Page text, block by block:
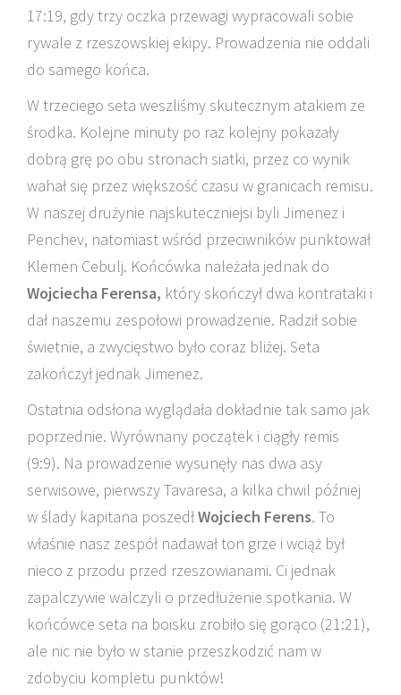
17:19, gdy trzy oczka przewagi wypracowali sobie
rywale z rzeszowskiej ekipy. Prowadzenia nie oddali
do samego końca.
W trzeciego seta weszliśmy skutecznym atakiem ze
środka. Kolejne minuty po raz kolejny pokazały
dobrą grę po obu stronach siatki, przez co wynik
wahał się przez większość czasu w granicach remisu.
W naszej drużynie najskuteczniejsi byli Jimenez i
Penchev, natomiast wśród przeciwników punktował
Klemen Cebulj. Końcówka należała jednak do
Wojciecha Ferensa, który skończył dwa kontrataki i
dał naszemu zespołowi prowadzenie. Radził sobie
świetnie, a zwycięstwo było coraz bliżej. Seta
zakończył jednak Jimenez.
Ostatnia odsłona wyglądała dokładnie tak samo jak
poprzednie. Wyrównany początek i ciągły remis
(9:9). Na prowadzenie wysunęły nas dwa asy
serwisowe, pierwszy Tavaresa, a kilka chwil później
w ślady kapitana poszedłWojciech Ferens. To
właśnie nasz zespół nadawał ton grze i wciąż był
nieco z przodu przed rzeszowianami. Ci jednak
zapalczywie walczyli o przedłużenie spotkania. W
końcówce seta na boisku zrobiło się gorąco (21:21),
ale nic nie było w stanie przeszkodzić nam w
zdobyciu kompletu punktów!